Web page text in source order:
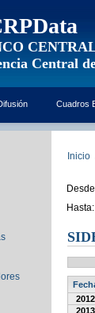
Central
Cuadros
Inicio
Hasta:
2012
2013